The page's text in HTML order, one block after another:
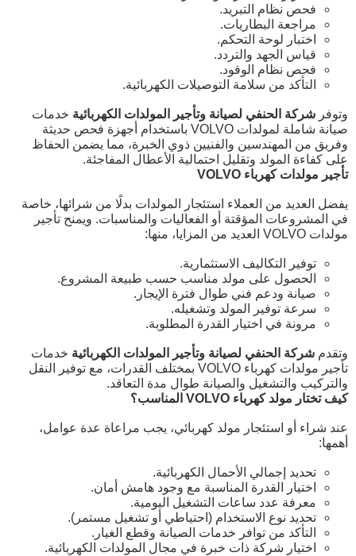
فحص نظام التبريد.
مراجعة البطاريات.
اختبار لوحة التحكم.
قياس الجهد والتردد.
فحص نظام الوقود.
التأكد من سلامة التوصيلات الكهربائية.
وتوفر شركة الحنفي لصيانة وتأجير المولدات الكهربائية خدمات
صيانة شاملة لمولدات VOLVO باستخدام أجهزة فحص حديثة
وفريق من المهندسين والفنيين ذوي الخبرة، مما يضمن الحفاظ
على كفاءة المولد وتقليل احتمالية الأعطال المفاجئة.
تأجير مولدات كهرباء VOLVO
يفضل العديد من العملاء استئجار المولدات بدلًا من شرائها، خاصة
في المشروعات المؤقتة أو الفعاليات والمناسبات. ويمنح تأجير
مولدات VOLVO العديد من المزايا، منها:
توفير التكاليف الاستثمارية.
الحصول على مولد مناسب حسب طبيعة المشروع.
صيانة ودعم فني طوال فترة الإيجار.
سرعة توفير المولد وتشغيله.
مرونة في اختيار القدرة المطلوبة.
وتقدم شركة الحنفي لصيانة وتأجير المولدات الكهربائية خدمات
تأجير مولدات كهرباء VOLVO بمختلف القدرات، مع توفير النقل
والتركيب والتشغيل والصيانة طوال مدة التعاقد.
كيف تختار مولد كهرباء VOLVO المناسب؟
عند شراء أو استئجار مولد كهربائي، يجب مراعاة عدة عوامل،
أهمها:
تحديد إجمالي الأحمال الكهربائية.
اختيار القدرة المناسبة مع وجود هامش أمان.
معرفة عدد ساعات التشغيل اليومية.
تحديد نوع الاستخدام (احتياطي أو تشغيل مستمر).
التأكد من توافر خدمات الصيانة وقطع الغيار.
اختيار شركة ذات خبرة في مجال المولدات الكهربائية.